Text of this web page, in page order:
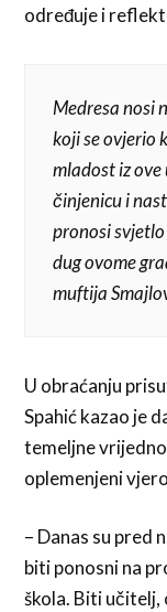
određuje i
Medresa nosi
koji se ovjerio
mladost iz
činjenicu i
pronosi
dug ovome
muftija
U obraćanju
Spahić kazao je
temeljne
oplemenjeni
– Danas su pred
biti ponosni na
škola. Biti